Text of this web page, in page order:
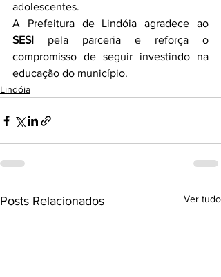
adolescentes.
SESI pela parceria e reforça o
compromisso de seguir investindo na
educação do município.
Lindóia
Posts Relacionados Ver tudo